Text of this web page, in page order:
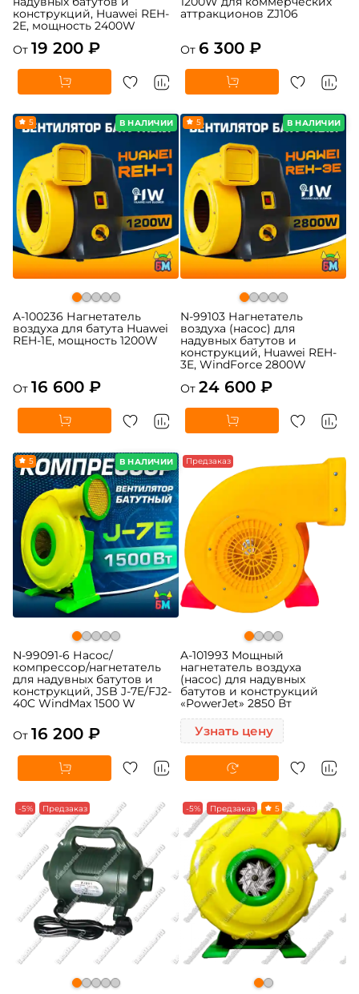
конструкций, Huawei REH-
2E, мощность 2400W
От 19 200 ₽
аттракционов ZJ106
От 6 300 ₽
В НАЛИЧИИ
5
A-100236 Нагнетатель
воздуха для батута Huawei
REH-1E, мощность 1200W
От 16 600 ₽
В НАЛИЧИИ
5
N-99103 Нагнетатель
воздуха (насос) для
надувных батутов и
конструкций, Huawei REH-
3E, WindForce 2800W
От 24 600 ₽
В НАЛИЧИИ
5
N-99091-6 Насос/
компрессор/нагнетатель
для надувных батутов и
конструкций, JSB J-7E/FJ2-
40C WindMax 1500 W
От 16 200 ₽
Предзаказ
A-101993 Мощный
нагнетатель воздуха
(насос) для надувных
батутов и конструкций
«PowerJet» 2850 Вт
Узнать цену
-5% Предзаказ -5% Предзаказ 5